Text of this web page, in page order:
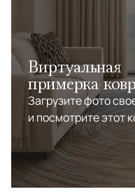
Виртуальная
примерка
Загрузите фото
и посмотрите этот